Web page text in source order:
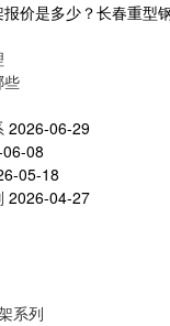
价是多少？长春重
些
2026-06-29
08
05-18
2026-04-27
系列